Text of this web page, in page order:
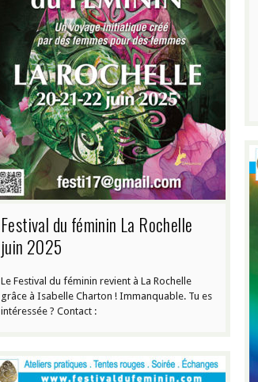
Festival du féminin La Rochelle
juin 2025
Le Festival du féminin revient à La Rochelle
grâce à Isabelle Charton ! Immanquable. Tu es
intéressée ? Contact :